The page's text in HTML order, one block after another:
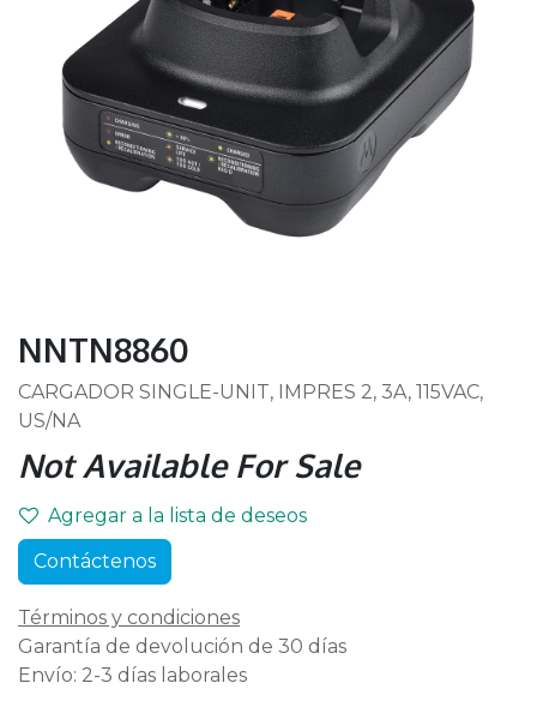
NNTN8860
CARGADOR SINGLE-UNIT, IMPRES 2, 3A, 115VAC,
US/NA
Not Available For Sale
Agregar a la lista de deseos
Contáctenos
Términos y condiciones
Garantía de devolución de 30 días
Envío: 2-3 días laborales